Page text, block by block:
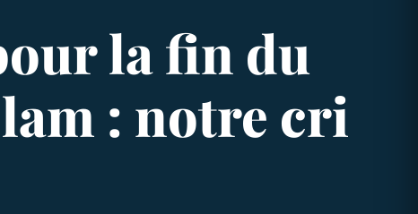
la fin du
: notre cri